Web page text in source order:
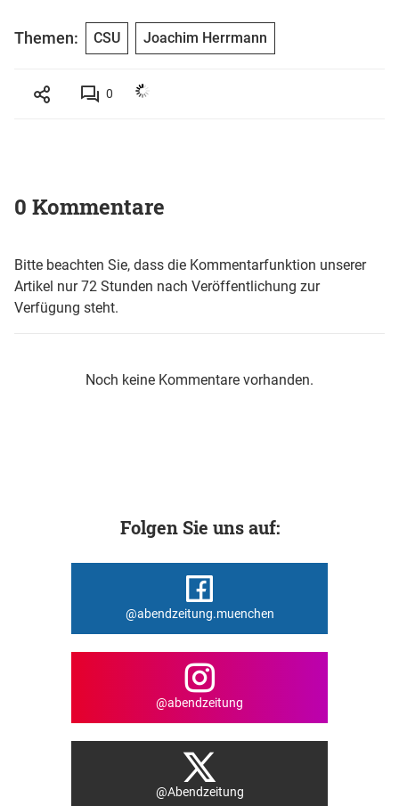
Themen: CSU Joachim Herrmann
0
0 Kommentare
Bitte beachten Sie, dass die Kommentarfunktion unserer
Artikel nur 72 Stunden nach Veröffentlichung zur
Verfügung steht.
Noch keine Kommentare vorhanden.
Folgen Sie uns auf:
@abendzeitung.muenchen
@abendzeitung
@Abendzeitung